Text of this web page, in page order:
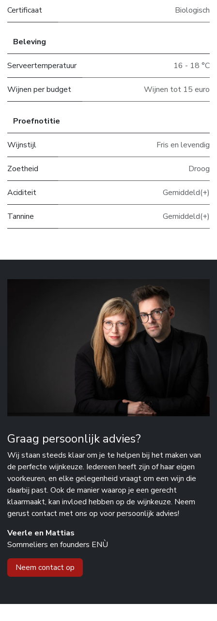
Certificaat Biologisch
Beleving
Serveertemperatuur 16 - 18 °C
Wijnen per budget Wijnen tot 15 euro
Proefnotitie
Wijnstijl Fris en levendig
Zoetheid Droog
Aciditeit Gemiddeld(+)
Tannine Gemiddeld(+)
Graag persoonlijk advies?
Wij staan steeds klaar om je te helpen bij het maken van
de perfecte wijnkeuze. Iedereen heeft zijn of haar eigen
voorkeuren, en elke gelegenheid vraagt om een wijn die
daarbij past. Ook de manier waarop je een gerecht
klaarmaakt, kan invloed hebben op de wijnkeuze. Neem
gerust contact met ons op voor persoonlijk advies!
Veerle en Mattias
Sommeliers en founders ENÙ
Neem contact op